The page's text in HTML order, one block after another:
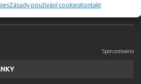
Zásady používání cookiesKontakt